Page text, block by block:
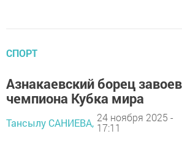
СПОРТ
Азнакаевский борец
чемпиона Кубка мира
Тансылу САНИЕВА, 24 ноября 2025 -
17:11